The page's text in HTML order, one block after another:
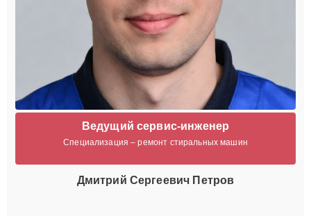
Ведущий сервис-инженер
Специализация – ремонт стиральных машин
Дмитрий Сергеевич Петров